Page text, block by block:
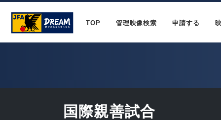
TOP 管理映像検索 申請する
国際親善試合